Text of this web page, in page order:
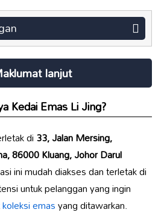
lanjut
Kedai Emas Li Jing?
di33, Jalan Mersing,
86000 Kluang, Johor Darul
ini mudah diakses dan terletak di
untuk pelanggan yang ingin
koleksi emasyang ditawarkan.